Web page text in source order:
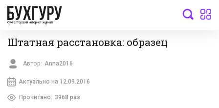
бухгалтерский интернет-журнал
Штатная расстановка: образец
Автор: Anna2016
Актуально на 12.09.2016
Прочитано: 3968 раз